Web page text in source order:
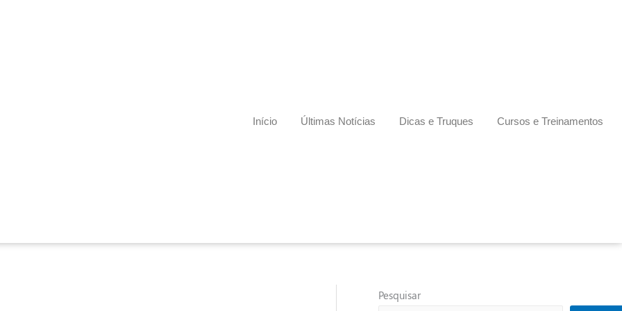
Início Últimas Notícias Dicas e Truques Cursos e Treinamentos
Pesquisar